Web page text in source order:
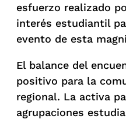
esfuerzo realizado
interés estudiantil
evento de esta
El balance del
positivo para la
regional. La activa
agrupaciones